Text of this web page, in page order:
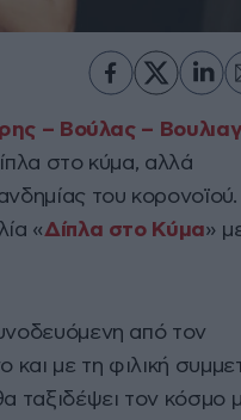
– Βούλας –
στο κύμα, αλλά
του κορονοϊού.
«Δίπλα στο Κύμα»
από τον
και με τη φιλική
ταξιδέψει τον κόσμο